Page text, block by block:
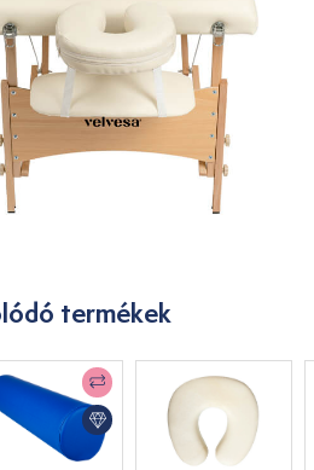
termékek